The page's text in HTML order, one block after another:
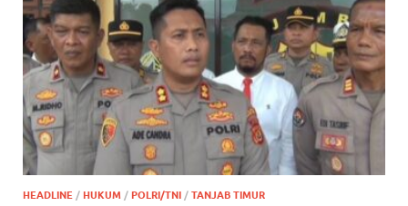
HEADLINE / HUKUM / POLRI/TNI / TANJAB TIMUR